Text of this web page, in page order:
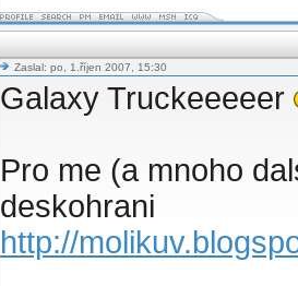
Zaslal: po, 1.říjen 2007, 15:30
Galaxy Truckeeeeer
Pro me (a mnoho
deskohrani
http://